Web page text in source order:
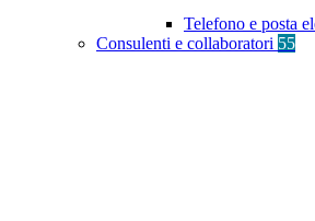
Telefono e posta
Consulenti e collaboratori 55